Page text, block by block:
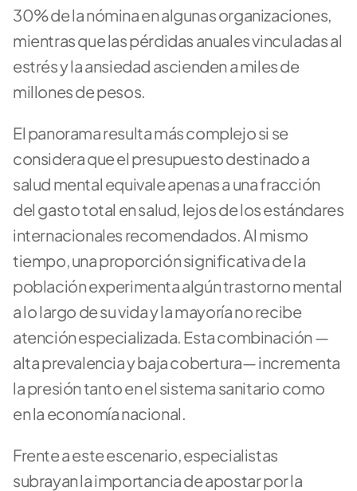
30% de la nómina en algunas organizaciones,
mientras que las pérdidas anuales vinculadas al
estrés y la ansiedad ascienden a miles de
millones de pesos.
El panorama resulta más complejo si se
considera que el presupuesto destinado a
salud mental equivale apenas a una fracción
del gasto total en salud, lejos de los estándares
internacionales recomendados. Al mismo
tiempo, una proporción significativa de la
población experimenta algún trastorno mental
a lo largo de su vida y la mayoría no recibe
atención especializada. Esta combinación —
alta prevalencia y baja cobertura— incrementa
la presión tanto en el sistema sanitario como
en la economía nacional.
Frente a este escenario, especialistas
subrayan la importancia de apostar por la